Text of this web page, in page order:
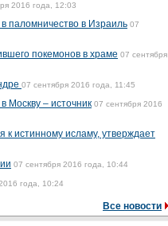
2016 года, 12:03
паломничество в Израиль 07
покемонов в храме 07 сентября
07 сентября 2016 года, 11:45
Москву – источник 07 сентября 2016
истинному исламу, утверждает
07 сентября 2016 года, 10:44
года, 10:24
Все новости